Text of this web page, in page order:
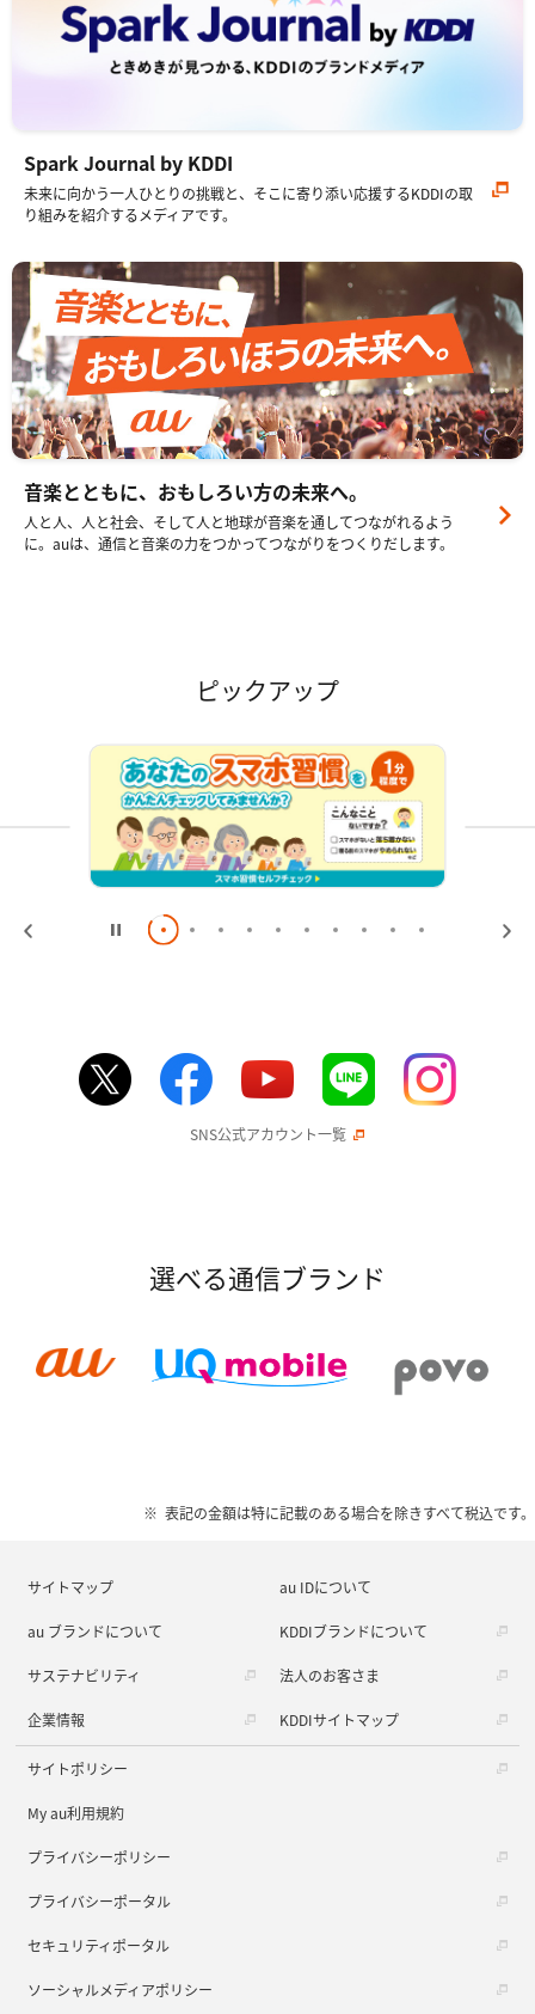
未来に向かう一人ひとりの挑戦と、そこに寄り添い応援するKDDIの取
り組みを紹介するメディアです。
人と人、人と社会、そして人と地球が音楽を通してつながれるよう
に。auは、通信と音楽の力をつかってつながりをつくりだします。
ピックアップ
選べる通信ブランド
サイトマップ au IDについて
au ブランドについて KDDIブランドについて
サステナビリティ 法人のお客さま
企業情報 KDDIサイトマップ
サイトポリシー
My au利用規約
プライバシーポリシー
プライバシーポータル
セキュリティポータル
ソーシャルメディアポリシー